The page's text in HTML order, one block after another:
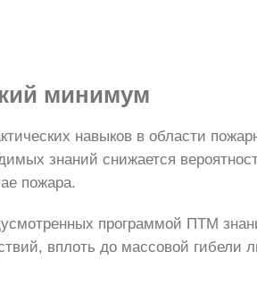
минимум
навыков в области
знаний снижается
пожара.
программой ПТМ
вплоть до массовой гибели